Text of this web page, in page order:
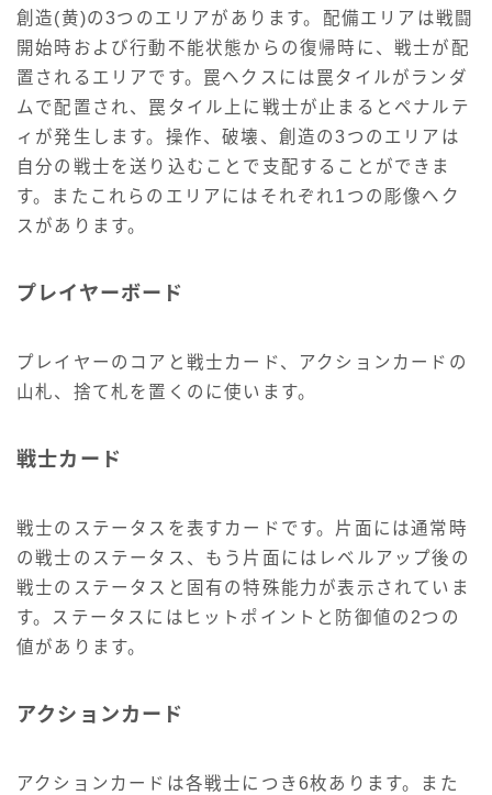
創造(黄)の3つのエリアがあります。配備エリアは戦闘
開始時および行動不能状態からの復帰時に、戦士が配
置されるエリアです。罠ヘクスには罠タイルがランダ
ムで配置され、罠タイル上に戦士が止まるとペナルテ
ィが発生します。操作、破壊、創造の3つのエリアは
自分の戦士を送り込むことで支配することができま
す。またこれらのエリアにはそれぞれ1つの彫像ヘク
スがあります。
プレイヤーボード
プレイヤーのコアと戦士カード、アクションカードの
山札、捨て札を置くのに使います。
戦士カード
戦士のステータスを表すカードです。片面には通常時
の戦士のステータス、もう片面にはレベルアップ後の
戦士のステータスと固有の特殊能力が表示されていま
す。ステータスにはヒットポイントと防御値の2つの
値があります。
アクションカード
アクションカードは各戦士につき6枚あります。また